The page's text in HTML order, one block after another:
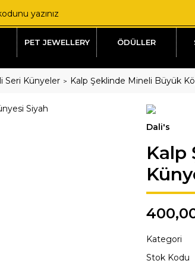
PET JEWELLERY ÖDÜLLER
Seri Künyeler Kalp Şeklinde Mineli Büyük
Dali's
Kalp
Kategori
Stok Kodu